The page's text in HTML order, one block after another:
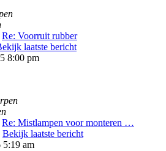
Re: Voorruit rubber
laatste bericht
8:00 pm
Re: Mistlampen voor monteren …
Bekijk laatste bericht
5:19 am